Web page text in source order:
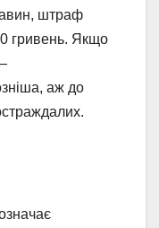
штраф
гривень. Якщо
аж до